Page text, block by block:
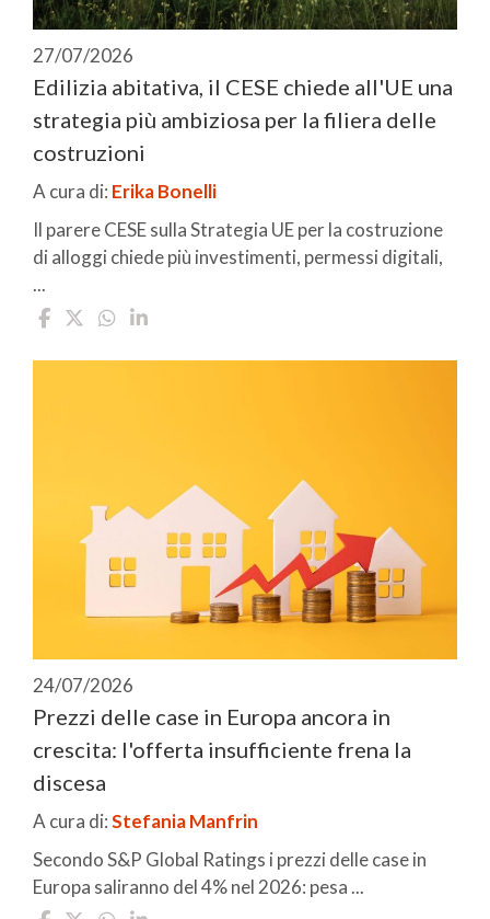
27/07/2026
Edilizia abitativa, il CESE chiede all'UE una
strategia più ambiziosa per la filiera delle
costruzioni
A cura di: Erika Bonelli
Il parere CESE sulla Strategia UE per la costruzione
di alloggi chiede più investimenti, permessi digitali,
...
24/07/2026
Prezzi delle case in Europa ancora in
crescita: l'offerta insufficiente frena la
discesa
A cura di:Stefania Manfrin
Secondo S&P Global Ratings i prezzi delle case in
Europa saliranno del 4% nel 2026: pesa ...